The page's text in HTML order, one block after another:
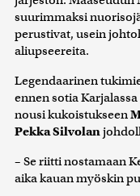
suurimmaksi
perustivat, usein
aliupseereita.
Legendaarinen
ennen sotia Karjalassa
nousi kukoistukseen
Pekka Silvolan
– Se riitti nostamaan
aika kauan myöskin